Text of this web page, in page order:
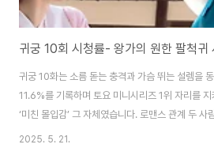
귀궁 10회 시청률- 왕가의 원한 팔척귀
귀궁 10화는 소름 돋는 충격과 가슴 뛰는 설렘을
11.6%를 기록하며 토요 미니시리즈 1위 자리를
‘미친 몰입감’ 그 자체였습니다. 로맨스 관계 두 사
견팔척귀를 쫓는 여정 속, 드디어 서로의 마음을 확
2025. 5. 21.